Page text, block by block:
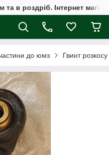
в роздріб. Інтернет
до юмз Гвинт